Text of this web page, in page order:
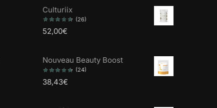
Culturiix
(26)
52,00€
Nouveau Beauty Boost
(24)
38,43€